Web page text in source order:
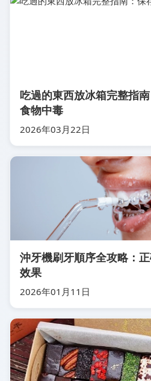
吃過的東西放冰箱完整指
食物中毒
2026年03月22日
沖牙機刷牙順序全攻略：
效果
2026年01月11日